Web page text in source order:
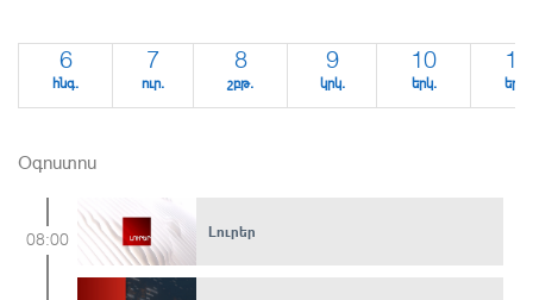
6
հնգ.
7
ուր.
8
շբթ.
9
կրկ.
10
երկ.
11
երք.
Օգոստոս
Լուրեր
08:00